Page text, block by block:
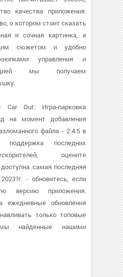
качества приложения.
о котором стоит сказать
и сочная картинка, а
сюжетом и удобно
управления и
мы получаем
Car Out: Игра-парковка
на момент добавления
файла - 2.4.5 в
поддержка последних
оцените
самая последняя
- обновитесь, если
версию приложения.
обновления
только топовые
найденные нашими